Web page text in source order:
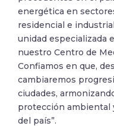
energética en
residencial e
unidad especializada
nuestro Centro de
Confiamos en que,
cambiaremos
ciudades,
protección ambiental
del país”.